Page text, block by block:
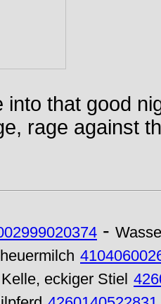
into that good
rage against
-
eckiger Stiel